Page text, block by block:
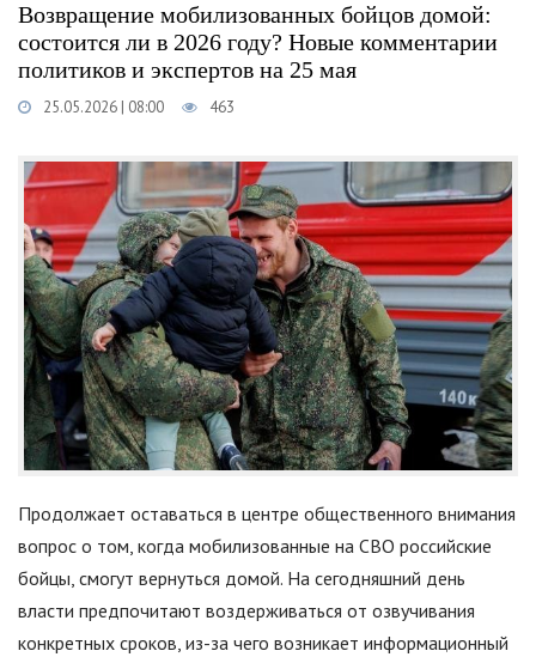
Возвращение мобилизованных бойцов домой:
состоится ли в 2026 году? Новые комментарии
политиков и экспертов на 25 мая
25.05.2026 | 08:00 463
Продолжает оставаться в центре общественного внимания
вопрос о том, когда мобилизованные на СВО российские
бойцы, смогут вернуться домой. На сегодняшний день
власти предпочитают воздерживаться от озвучивания
конкретных сроков, из-за чего возникает информационный